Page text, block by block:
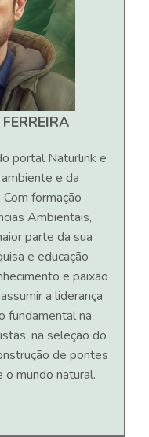
portal Naturlink e
e da
formação
Ambientais,
parte da sua
e educação
e paixão
a liderança
fundamental na
na seleção do
de pontes
o mundo natural.